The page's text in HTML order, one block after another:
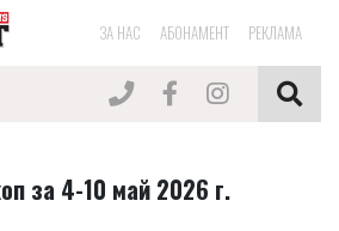
ЗА НАС АБОНАМЕНТ РЕКЛАМА
за 4-10 май 2026 г.